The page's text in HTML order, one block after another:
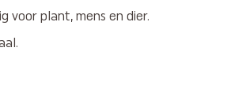
voor plant, mens en dier.